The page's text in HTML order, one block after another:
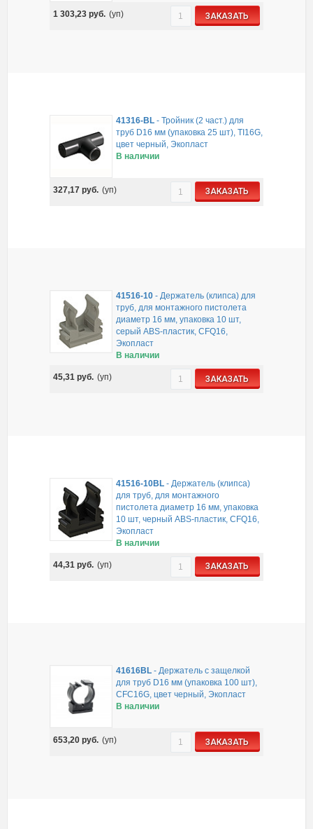
1 303,23руб. (уп) ЗАКАЗАТЬ
41316-BL -Тройник (2 част.) для
труб D16 мм (упаковка 25 шт), TI16G,
цвет черный, Экопласт
В наличии
327,17руб. (уп) ЗАКАЗАТЬ
41516-10 -Держатель (клипса) для
труб, для монтажного пистолета
диаметр 16 мм, упаковка 10 шт,
серый ABS-пластик, CFQ16,
Экопласт
В наличии
45,31руб. (уп) ЗАКАЗАТЬ
41516-10BL -Держатель (клипса)
для труб, для монтажного
пистолета диаметр 16 мм, упаковка
10 шт, черный ABS-пластик, CFQ16,
Экопласт
В наличии
44,31руб. (уп) ЗАКАЗАТЬ
41616BL -Держатель с защелкой
для труб D16 мм (упаковка 100 шт),
CFC16G, цвет черный, Экопласт
В наличии
653,20руб. (уп) ЗАКАЗАТЬ